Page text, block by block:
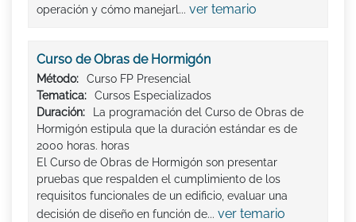
operación y cómo manejarl... ver temario
Curso de Obras de Hormigón
Método:
Curso FP Presencial
Tematica:
Cursos Especializados
Duración:
La programación del Curso de Obras de
Hormigón estipula que la duración estándar es de
2000 horas. horas
El Curso de Obras de Hormigón son presentar
pruebas que respalden el cumplimiento de los
requisitos funcionales de un edificio, evaluar una
decisión de diseño en función de... ver temario